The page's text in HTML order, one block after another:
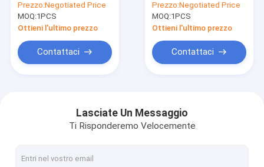
S4D95 6204-K1-9900
Prezzo:Negotiated Price
MOQ:1PCS
Ottieni l'ultimo prezzo
Contattaci
del motore dell'OEM
S4D95
Prezzo:Negotiated Price
MOQ:1PCS
Ottieni l'ultimo prezzo
Contattaci
Lasciate Un Messaggio
Ti Risponderemo Velocemente